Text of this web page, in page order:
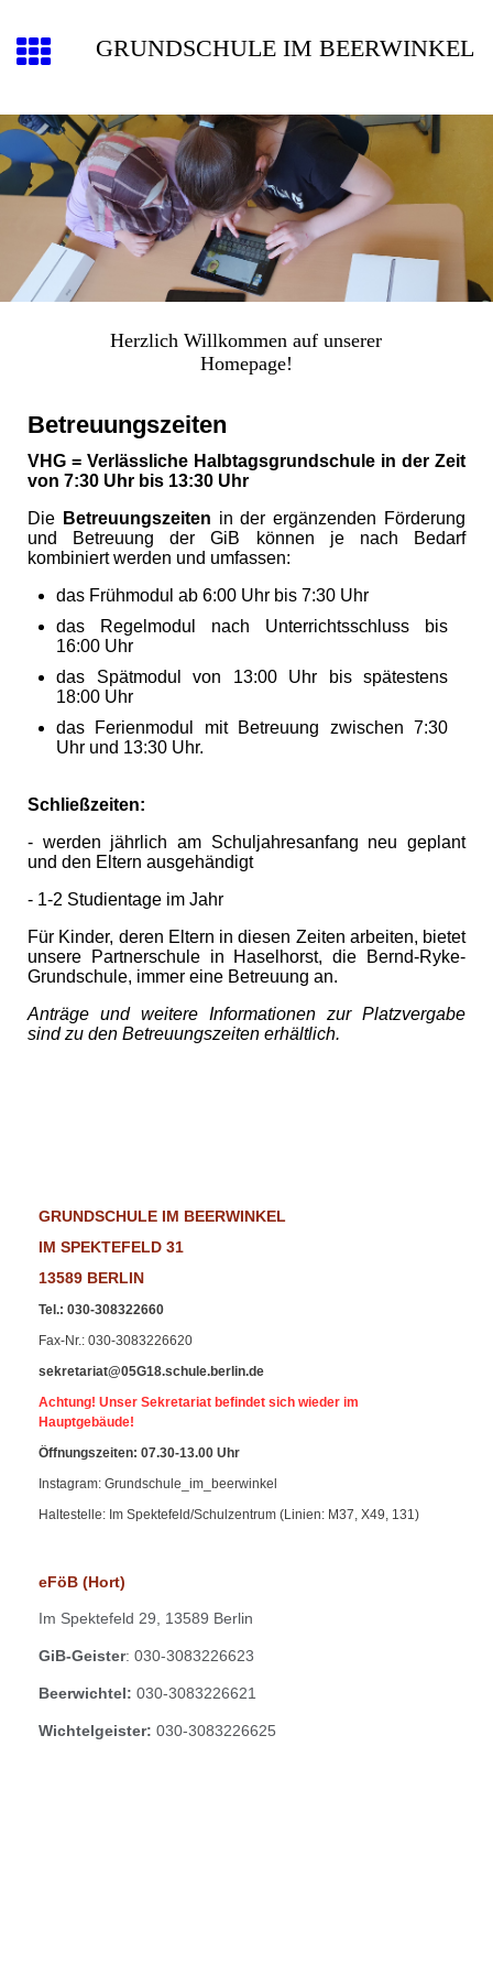
GRUNDSCHULE IM BEERWINKEL
Herzlich Willkommen auf unserer
Homepage!
Betreuungszeiten
VHG = Verlässliche Halbtagsgrundschule in der Zeit
von 7:30 Uhr bis 13:30 Uhr
Die Betreuungszeiten in der ergänzenden Förderung
und Betreuung der GiB können je nach Bedarf
kombiniert werden und umfassen:
das Frühmodul ab 6:00 Uhr bis 7:30 Uhr
das Regelmodul nach Unterrichtsschluss bis
16:00 Uhr
das Spätmodul von 13:00 Uhr bis spätestens
18:00 Uhr
das Ferienmodul mit Betreuung zwischen 7:30
Uhr und 13:30 Uhr.
Schließzeiten:
- werden jährlich am Schuljahresanfang neu geplant
und den Eltern ausgehändigt
- 1-2 Studientage im Jahr
Für Kinder, deren Eltern in diesen Zeiten arbeiten, bietet
unsere Partnerschule in Haselhorst, die Bernd-Ryke-
Grundschule, immer eine Betreuung an.
Anträge und weitere Informationen zur Platzvergabe
sind zu den Betreuungszeiten erhältlich.
GRUNDSCHULE IM BEERWINKEL
IM SPEKTEFELD 31
13589 BERLIN
Tel.: 030-308322660
Fax-Nr.: 030-3083226620
sekretariat@05G18.schule.berlin.de
Achtung! Unser Sekretariat befindet sich wieder im
Hauptgebäude!
Öffnungszeiten: 07.30-13.00 Uhr
Instagram: Grundschule_im_beerwinkel
Haltestelle: Im Spektefeld/Schulzentrum (Linien: M37, X49, 131)
eFöB (Hort)
Im Spektefeld 29, 13589 Berlin
GiB-Geister: 030-3083226623
Beerwichtel: 030-3083226621
Wichtelgeister: 030-3083226625